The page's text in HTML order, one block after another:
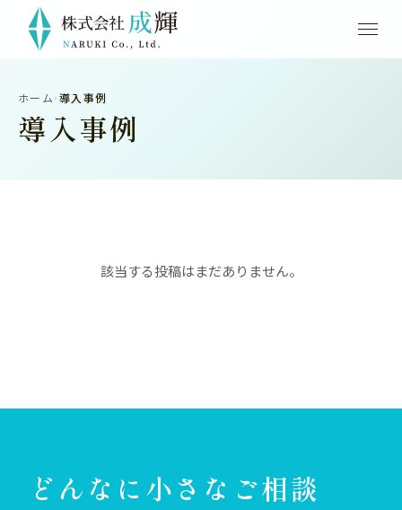
ホーム › 導入事例
導入事例
該当する投稿はまだありません。
どんなに小さなご相談